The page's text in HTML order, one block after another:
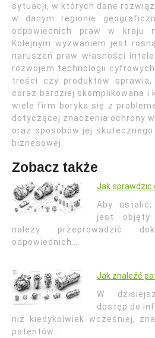
sytuacji, w których dane
w danym regionie
odpowiednich praw w kraju
Kolejnym wyzwaniem jest
naruszeń praw własności
rozwojem technologii
treści czy produktów
coraz bardziej skomplikowana i
wiele firm boryka się z
dotyczącej znaczenia ochrony
oraz sposobów jej
biznesowej.
Zobacz także
Jak sprawdzic
Aby
jest objęty
należy przeprowadzić
odpowiednich…
Jak znaleźć
W
dostęp do
niż kiedykolwiek wcześniej,
patentów…